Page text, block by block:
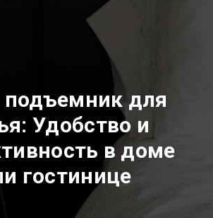
для
Удобство и
в доме
гостинице